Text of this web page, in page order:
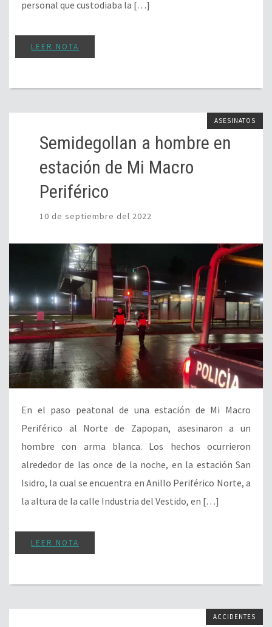
personal que custodiaba la […]
LEER NOTA
ASESINATOS
Semidegollan a hombre en
estación de Mi Macro
Periférico
10 de septiembre del 2022
En el paso peatonal de una estación de Mi Macro
Periférico al Norte de Zapopan, asesinaron a un
hombre con arma blanca. Los hechos ocurrieron
alrededor de las once de la noche, en la estación San
Isidro, la cual se encuentra en Anillo Periférico Norte, a
la altura de la calle Industria del Vestido, en […]
LEER NOTA
ACCIDENTES